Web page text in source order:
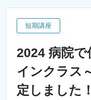
短期講座
2024 病院で
インクラス
定しました！